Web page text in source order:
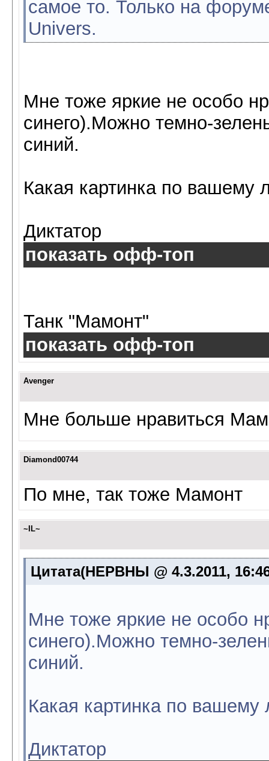
самое то. Только на
Univers.
Мне тоже яркие не особо
синего).Можно темно-
синий.
Какая картинка по вашему
Диктатор
показать офф-топ
Танк "Мамонт"
показать офф-топ
Avenger
Мне больше нравиться
Diamond00744
По мне, так тоже Мамонт
~IL~
Цитата(НЕРВНЫ @ 4.3.2011,
Мне тоже яркие не особо
синего).Можно темно-
синий.
Какая картинка по вашему
Диктатор